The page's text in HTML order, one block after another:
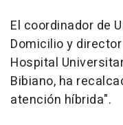
El coordinador de
Domicilio y
Hospital
Bibiano, ha
atención híbrida".